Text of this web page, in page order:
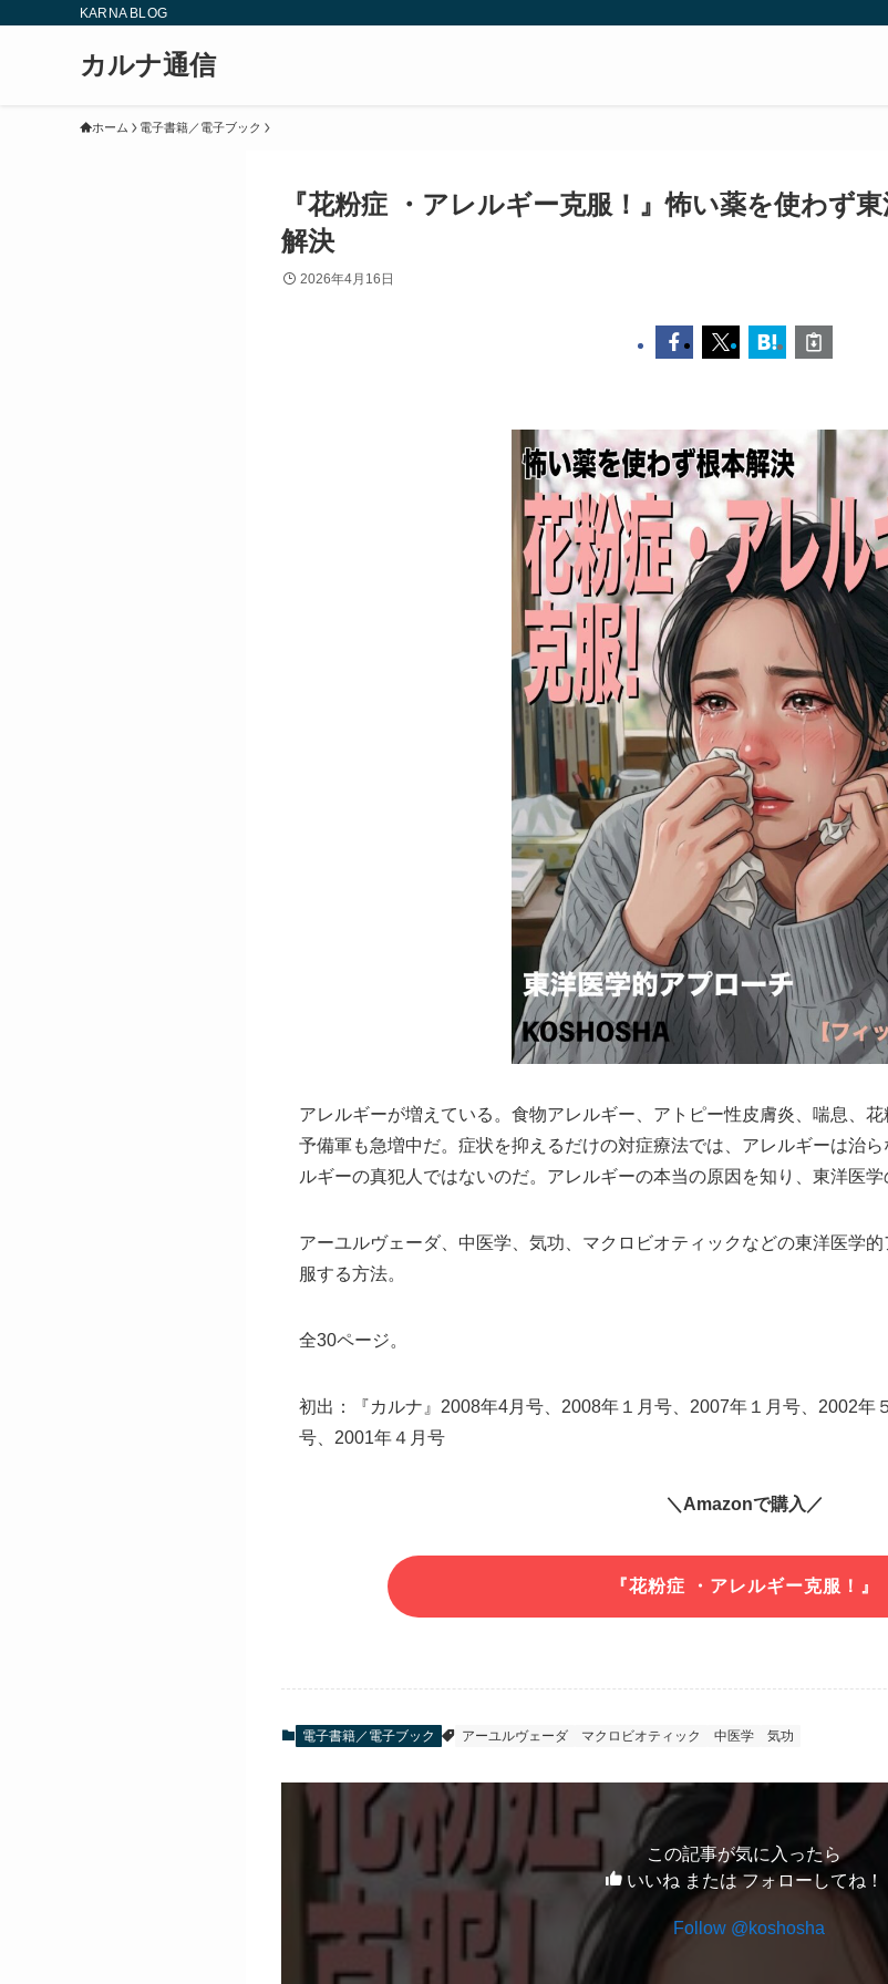
KARNA BLOG
カルナ通信
ホーム 電子書籍／電子ブック
『花粉症 ・アレルギー克服！』怖い薬を使わず
解決
2026年4月16日
アレルギーが増えている。食物アレルギー、アトピー性皮膚炎、喘息、
予備軍も急増中だ。症状を抑えるだけの対症療法では、アレルギーは治
ルギーの真犯人ではないのだ。アレルギーの本当の原因を知り、東洋医
アーユルヴェーダ、中医学、気功、マクロビオティックなどの東洋医学
服する方法。
全30ページ。
初出：『カルナ』2008年4月号、2008年１月号、2007年１月号、2002年
号、2001年４月号
＼Amazonで購入／
『花粉症 ・アレルギー克服！』
電子書籍／電子ブック アーユルヴェーダ マクロビオティック 中医学 気功
この記事が気に入ったら
いいね または フォローしてね！
Follow @koshosha